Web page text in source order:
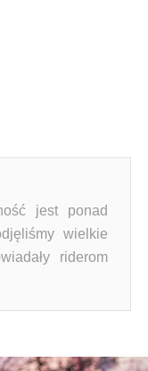
jest ponad
wielkie
riderom